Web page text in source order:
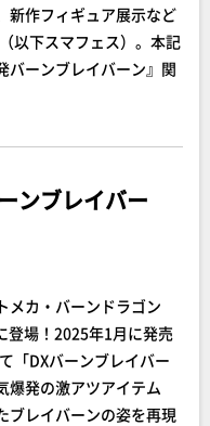
新作フィギュア展示など
以下スマフェス）。本記
バーンブレイバーン』関
ンブレイバー
メカ・バーンドラゴン
登場！2025年1月に発売
「DXバーンブレイバー
爆発の激アツアイテム
ブレイバーンの姿を再現